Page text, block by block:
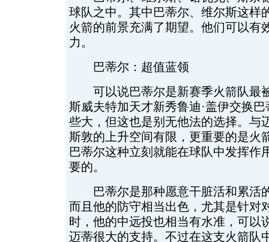
球队之中。其中巴蒂尔、维尔斯这样
火箭的前景充满了期望。他们可以有
力。
巴蒂尔：超值蓝领
可以说巴蒂尔是新赛季火箭队最
斯威夫特加天才新秀鲁迪·盖伊交换
些大，但这也是别无他法的选择。与
斯敦的上升空间有限，更重要的是火
巴蒂尔这种立刻就能在球队中发挥作
要的。
巴蒂尔是那种愿意干脏活和累活
而且他的防守相当出色，尤其是针对
时，他的中远投也相当有水准，可以
迈蒂很大的支持。不过在这支火箭队